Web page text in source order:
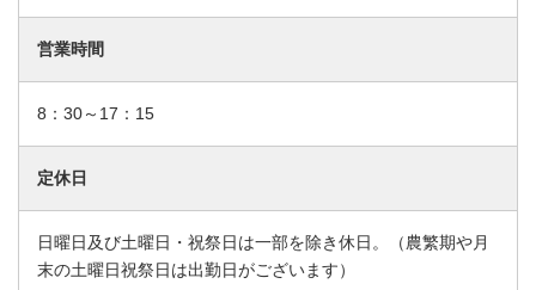
営業時間
8：30～17：15
定休日
日曜日及び土曜日・祝祭日は一部を除き休日。（農繁期や月
末の土曜日祝祭日は出勤日がございます）